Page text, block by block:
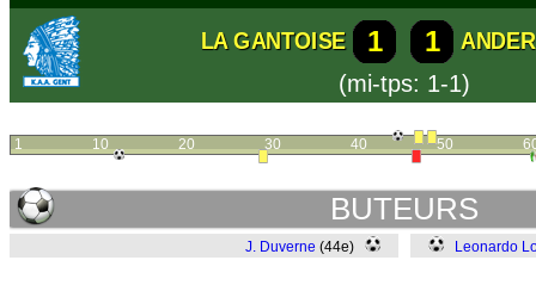
LA GANTOISE 1 1
(mi-tps: 1-1)
1 10 20 30 40 50
BUTEURS
J. Duverne (44e) Leonardo